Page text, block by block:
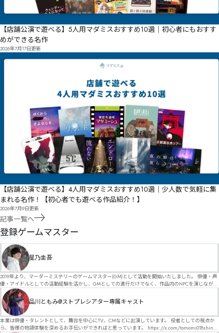
㎠捓㍻鋴㏌㎡㌼㏀㎠㎯㏉蔪啇㎎滽㎛㎫㎊㎦㎰㎍㎐场葉捴㏠馳屦㎨㎸㎪㏒㎸㎵㏅㏇㍚㐸㐛㐻㐖㐵㑋㐄
㑅㑞㏋㎻㏋㏔擉挫㏓㏘㏒㍭㏊㏺㏞呅㎽搜㎷㍶
檣拋㏤㍻㏘㐈㏬㏛㏅ʁ
㏪㐆㏚㏩ʈ
冦礑磛㐀距㐕㏰㐗㐑㐕揍㐔㐑㐡㐣㎶㑼㑰㐍㑌㐅㑄㏈㐐㑊㐮櫬挔㐭㒯㑻㓁㒎㑙刀㑊㐩㑍㐺㐷㑡㐯㏝㐹
匧批㑖㐙㑥㑣㐾㑛㏛㐟㑠㐡㑢㐳啷躨㑴㑋㏥鰒㑉㐲㑱㒏㒧㑓灦㑮㑒㑀㑖㏲㒸㒬㑉㒈㑡㑿㒃濋澴㑩臖㒏
櫾掋㑾㑨禓㑦㑣㑘㑮㐉
欶捞㑺㑠㑶㒡踐㑴㑸㒞㑴㑿㒩㑽搵㒨㒄㑟㑴㒠㒈㑣㒇㑺㑭㔟㔠㔡㐨̯娂壦̳
㑯㒜㓓㔙㓪㓺㒚剬㒶㒕㔣㓯㔵㔂㒞㒢㒫㒭㑀㒕㒚㒎㒮㒭㒋㒑㒯摥㒍㓈㒤㓛㕉㕊㕋㑒͙㒢㓞㒤㓠筄͠
剱禨舷㒪钴㒨㓑㑣㔩㔝㒱殒掺㓓訕㓼筆㓏㓓㒲㓺㕛㕭㔺㒿㒶㔀㑸
㓠㓼㑼卆孛㓬劕秌艛㓩㓲㒅㓘㔒㓶㕴㕀㖆㕓㓬㒏
ӟӜα
㓟㒗㓡㓻㓪㖖Ⓛ㒞
㔃㔇㒣㔀㔷㔏㔹㒨膵摀㔑㓸㔷㔼㓿㔙㓴㔵㖮㖯㕇㒷
㔣㕍㔢㒽嘥妟灹族㔃㕌㔱ϥ㕗锾来㔟㔨㔸㔶㓍㔠㕡㔹㖇㖛㖼㕽㔿㔿㔹㔸㕛㔝㕘㔴㔧㕊㗚㗛㓢
㔦㗡㗢㗣㗤㗥㗦㓭ϴ蠿㕤㕺昏斶ϻ
㕖㖃㕃㗵㗶㗷㓾
㕓㕯㖹㗍㗮㖯㖘㖋㕫㕨焛㘇㘈㘉㔐
【店舗公演で遊べる】5人用マダミスおすすめ10選｜初心者にもおすす
めができる名作
2026年7月17日更新
【店舗公演で遊べる】4人用マダミスおすすめ10選｜少人数で気軽に集
まれる名作！【初心者でも遊べる作品紹介！】
2026年7月9日更新
記事一覧へ
GM
登録ゲームマスター
星乃圭吾
2019年より、マーダーミステリーのゲームマスター(GM)として活動を開始いたしました。 俳優・声
優・アイドルとしての活動経験を活かし、GMとしての進行だけでなく、作品内のNPCを演じなが
ら、お客様に物語の世界へ入り込んでいただくような演出・サービスを得意としています。 自分自
身でも作品制作を行っているので、作家さんが作品に込めた想いや意図を大切にしながら、その作
品の魅力をお客様に届けられるような公演を心がけています。 参加してくださる皆様がどんなエン
ディングを迎えるのか、どんな物語が生まれるのかを想像しながら、公演を進めていく時間が本当
に大好きです！ 対応可能作品は、オフライン（対面）作品のみとなります。 得意分野をひとつ挙げ
るなら恋愛もの（恋愛要素を含むシナリオ）ですが、ファンタジー、デスゲーム、青春ものなど、
品川ともみ@ストプレシアター専属キャスト
本業は俳優・タレントとして、舞台を中心にTV、CMなどに出演しています。 役者としての視点か
ら、皆様の物語体験を深めるお手伝いができればと思っています。 https://x.com/tomomi018shin?